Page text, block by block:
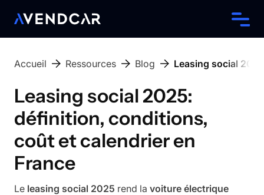
Accueil Ressources Blog Leasing social
Leasing social 2025:
définition, conditions,
coût et calendrier en
France
Le leasing social 2025 rend la voiture électrique